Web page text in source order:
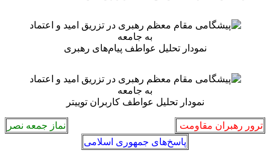
نمودار تحلیل عواطف پیام‌های رهبری
نمودار تحلیل عواطف کاربران توییتر
نماز جمعه نصر
ترور رهبران مقاومت
پاسخ‌های جمهوری اسلامی